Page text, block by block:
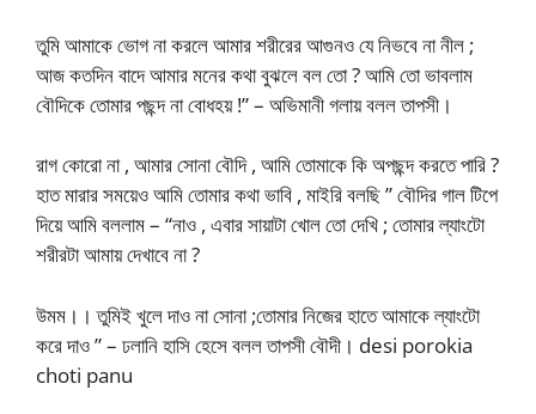
তুমি আমাকে ভোগ না করলে আমার শরীরের আগুনও যে নিভবে না নীল ;
আজ কতদিন বাদে আমার মনের কথা বুঝলে বল তো ? আমি তো ভাবলাম
বৌদিকে তোমার পছন্দ না বোধহয় !” – অভিমানী গলায় বলল তাপসী।
রাগ কোরো না , আমার সোনা বৌদি , আমি তোমাকে কি অপছন্দ করতে পারি ?
হাত মারার সময়েও আমি তোমার কথা ভাবি , মাইরি বলছি ” বৌদির গাল টিপে
দিয়ে আমি বললাম – “নাও , এবার সায়াটা খোল তো দেখি ; তোমার ল্যাংটো
শরীরটা আমায় দেখাবে না ?
উমম।। তুমিই খুলে দাও না সোনা ;তোমার নিজের হাতে আমাকে ল্যাংটো
করে দাও ” – ঢলানি হাসি হেসে বলল তাপসী বৌদী। desi porokia
choti panu